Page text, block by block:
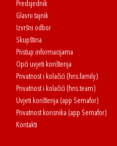
Predsjednik
Glavni tajnik
Izvršni odbor
Skupština
Pristup informacijama
Opći uvjeti korištenja
Privatnost i kolačići (hns.family)
Privatnost i kolačići (hns.team)
Uvjeti korištenja (app Semafor)
Privatnost korisnika (app Semafor)
Kontakti